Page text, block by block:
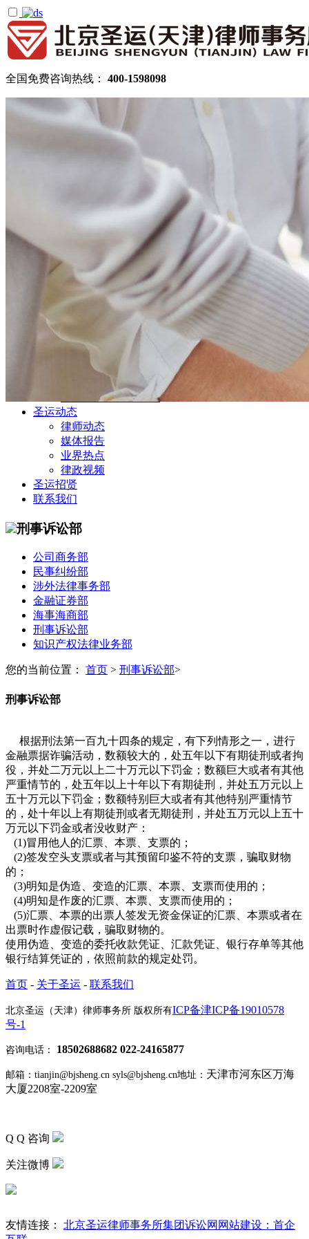
全国免费咨询热线： 400-1598098
律所公告
拆迁律师团队
民商律师团队
部门领域
公司商务部
民事纠纷部
涉外法律事务部
金融证券部
海事海商部
刑事诉讼部
知识产权法律业务部
圣运动态
律师动态
媒体报告
业界热点
律政视频
圣运招贤
联系我们
刑事诉讼部
公司商务部
民事纠纷部
涉外法律事务部
金融证券部
海事海商部
刑事诉讼部
知识产权法律业务部
您的当前位置： 首页 > 刑事诉讼部>
刑事诉讼部
根据刑法第一百九十四条的规定，有下列情形之一，进行
金融票据诈骗活动，数额较大的，处五年以下有期徒刑或者拘
役，并处二万元以上二十万元以下罚金；数额巨大或者有其他
严重情节的，处五年以上十年以下有期徒刑，并处五万元以上
五十万元以下罚金；数额特别巨大或者有其他特别严重情节
的，处十年以上有期徒刑或者无期徒刑，并处五万元以上五十
万元以下罚金或者没收财产：
(1)冒用他人的汇票、本票、支票的；
(2)签发空头支票或者与其预留印鉴不符的支票，骗取财物
的；
(3)明知是伪造、变造的汇票、本票、支票而使用的；
(4)明知是作废的汇票、本票、支票而使用的；
(5)汇票、本票的出票人签发无资金保证的汇票、本票或者在
出票时作虚假记载，骗取财物的。
使用伪造、变造的委托收款凭证、汇款凭证、银行存单等其他
银行结算凭证的，依照前款的规定处罚。
首页 - 关于圣运 - 联系我们
北京圣运（天津）律师事务所 版权所有ICP备津ICP备19010578
号-1
咨询电话： 18502688682 022-24165877
邮箱：tianjin@bjsheng.cn syls@bjsheng.cn地址： 天津市河东区万海
大厦2208室-2209室
Q Q 咨询
关注微博
友情连接： 北京圣运律师事务所集团诉讼网 网站建设：首企